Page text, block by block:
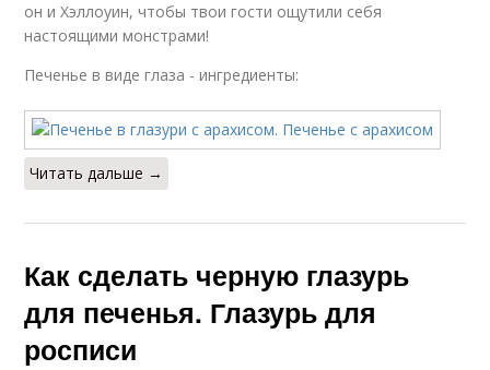
он и Хэллоуин, чтобы твои гости ощутили себя
настоящими монстрами!
Печенье в виде глаза - ингредиенты:
Читать дальше →
Как сделать черную глазурь
для печенья. Глазурь для
росписи